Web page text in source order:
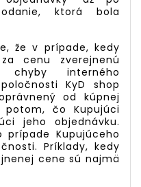
ktorá bola
že v prípade, kedy
cenu zverejnenú
interného
KyD shop
od kúpnej
čo Kupujúci
jeho objednávku.
prípade Kupujúceho
Príklady, kedy
cene sú najmä